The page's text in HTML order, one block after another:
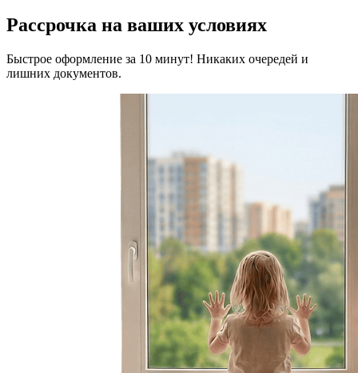
Рассрочка на ваших условиях
Быстрое оформление за 10 минут! Никаких очередей и
лишних документов.